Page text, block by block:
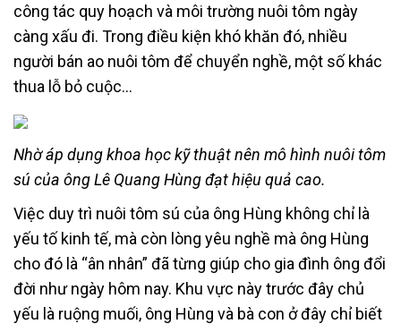
công tác quy hoạch và môi trường nuôi tôm ngày
càng xấu đi. Trong điều kiện khó khăn đó, nhiều
người bán ao nuôi tôm để chuyển nghề, một số khác
thua lỗ bỏ cuộc…
Nhờ áp dụng khoa học kỹ thuật nên mô hình nuôi tôm
sú của ông Lê Quang Hùng đạt hiệu quả cao.
Việc duy trì nuôi tôm sú của ông Hùng không chỉ là
yếu tố kinh tế, mà còn lòng yêu nghề mà ông Hùng
cho đó là “ân nhân” đã từng giúp cho gia đình ông đổi
đời như ngày hôm nay. Khu vực này trước đây chủ
yếu là ruộng muối, ông Hùng và bà con ở đây chỉ biết